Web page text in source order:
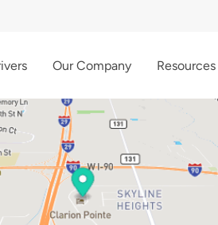
Our Company Resources